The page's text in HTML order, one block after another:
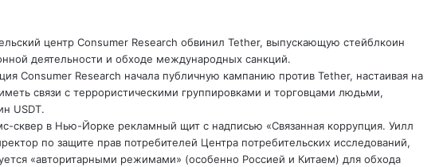
центр Consumer Research обвинил Tether, выпускающую стейблкоин
деятельности и обходе международных санкций.
Consumer Research начала публичную кампанию против Tether, настаивая на
связи с террористическими группировками и торговцами людьми,
USDT.
сквер в Нью-Йорке рекламный щит с надписью «Связанная коррупция. Уилл
по защите прав потребителей Центра потребительских исследований,
«авторитарными режимами» (особенно Россией и Китаем) для обхода